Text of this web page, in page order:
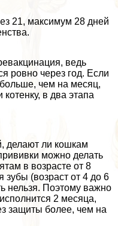
21, максимум 28 дней
ведь
ровно через год. Если
чем на месяц,
котенку, в два этапа
делают ли кошкам
можно делать
в возрасте от 8
зубы (возраст от 4 до 6
нельзя. Поэтому важно
2 месяца,
защиты более, чем на